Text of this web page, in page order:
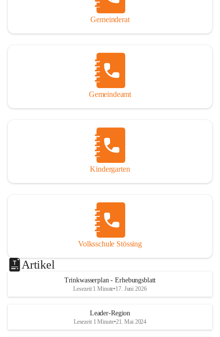
Gemeinderat
Gemeindeamt
Kindergarten
Volksschule Stössing
Artikel
Trinkwasserplan - Erhebungsblatt
Lesezeit 1 Minute•17. Juni 2026
Leader-Region
Lesezeit 1 Minute•21. Mai 2024